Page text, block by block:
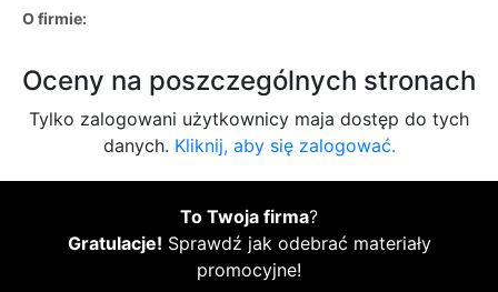
O firmie:
Oceny na poszczególnych stronach
Tylko zalogowani użytkownicy maja dostęp do tych
danych. Kliknij, aby się zalogować.
To Twoja firma?
Gratulacje! Sprawdź jak odebrać materiały
promocyjne!